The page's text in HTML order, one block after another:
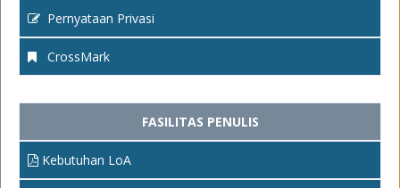
Pernyataan Privasi
CrossMark
FASILITAS PENULIS
Kebutuhan LoA